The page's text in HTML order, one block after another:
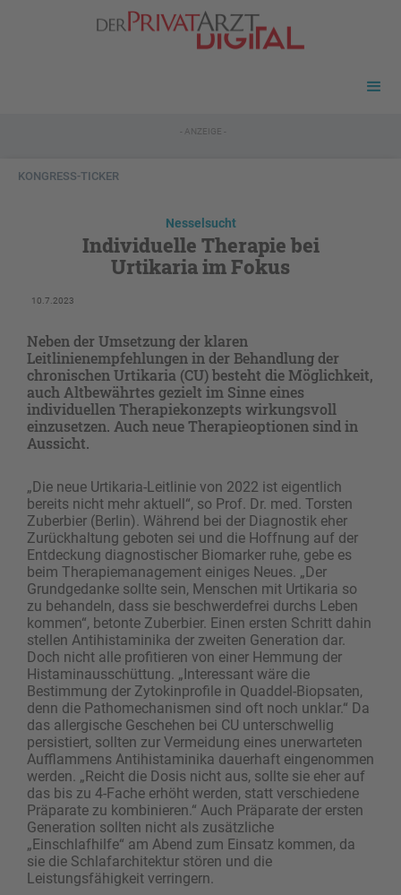
- ANZEIGE -
KONGRESS-TICKER
Nesselsucht
Individuelle Therapie bei
Urtikaria im Fokus
10.7.2023
Neben der Umsetzung der klaren
Leitlinienempfehlungen in der Behandlung der
chronischen Urtikaria (CU) besteht die Möglichkeit,
auch Altbewährtes gezielt im Sinne eines
individuellen Therapiekonzepts wirkungsvoll
einzusetzen. Auch neue Therapieoptionen sind in
Aussicht.
„Die neue Urtikaria-Leitlinie von 2022 ist eigentlich
bereits nicht mehr aktuell“, so Prof. Dr. med. Torsten
Zuberbier (Berlin). Während bei der Diagnostik eher
Zurückhaltung geboten sei und die Hoffnung auf der
Entdeckung diagnostischer Biomarker ruhe, gebe es
beim Therapiemanagement einiges Neues. „Der
Grundgedanke sollte sein, Menschen mit Urtikaria so
zu behandeln, dass sie beschwerdefrei durchs Leben
kommen“, betonte Zuberbier. Einen ersten Schritt dahin
stellen Antihistaminika der zweiten Generation dar.
Doch nicht alle profitieren von einer Hemmung der
Histaminausschüttung. „Interessant wäre die
Bestimmung der Zytokinprofile in Quaddel-Biopsaten,
denn die Patho­mechanismen sind oft noch unklar.“ Da
das allergische Geschehen bei CU unterschwellig
persistiert, sollten zur Vermeidung eines unerwarteten
Aufflammens Antihista­minika dauerhaft eingenommen
werden. „Reicht die Dosis nicht aus, sollte sie eher auf
das bis zu ­4-Fache erhöht werden, statt verschiedene
Präparate zu ­kombinieren.“ Auch Präparate der ersten
Generation sollten nicht als zusätzliche
„Einschlafhilfe“ am Abend zum Einsatz kommen, da
sie die Schlafarchitektur stören und die
Leistungsfähigkeit verringern.